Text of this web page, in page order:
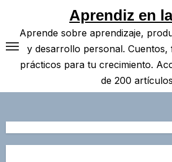
contenido
Aprendiz en
Aprende sobre aprendizaje,
y desarrollo personal. Cuentos,
prácticos para tu crecimiento.
de 200